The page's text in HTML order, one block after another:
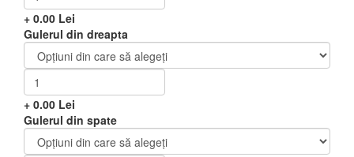
+ 0.00 Lei
Gulerul din dreapta
+ 0.00 Lei
Gulerul din spate